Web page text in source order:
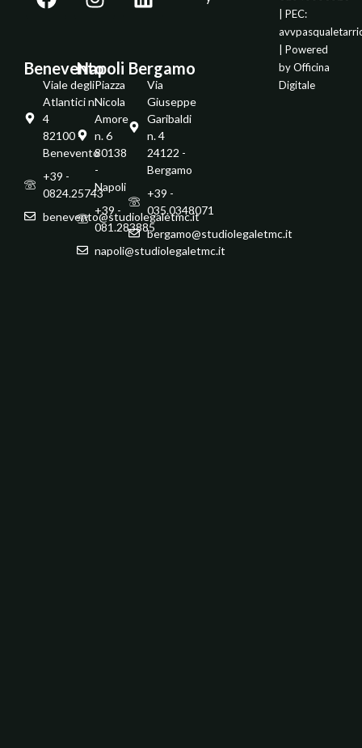
Benevento
Viale degli
Atlantici n.
4
82100 -
Benevento
+39 -
0824.25743
benevento@studiolegaletmc.it
Napoli
Piazza
Nicola
Amore
n. 6
80138
-
Napoli
+39 -
081.283885
napoli@studiolegaletmc.it
Bergamo
Via
Giuseppe
Garibaldi
n. 4
24122 -
Bergamo
+39 -
035.0348071
bergamo@studiolegaletmc.it
| PEC:
| Powered
byOfficina
Digitale